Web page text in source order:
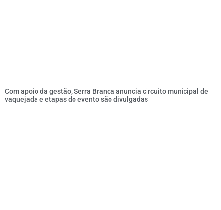
Com apoio da gestão, Serra Branca anuncia circuito municipal de
vaquejada e etapas do evento são divulgadas